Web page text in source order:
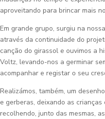
aproveitando para brincar mais
Em grande grupo, surgiu na
através da continuidade do
canção do girassol e ouvimos a
Voltz, levando-nos a germinar
acompanhar e registar o seu
Realizámos, também, um
e gerberas, deixando as
recolhendo, junto das mesmas,